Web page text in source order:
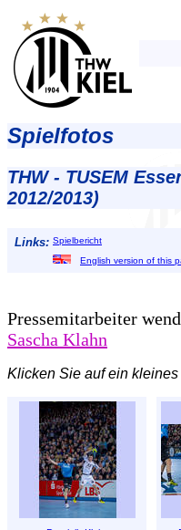
Spielfotos
THW - TUSEM
2012/2013)
Links: Spielbericht
English version of this
Pressemitarbeiter
Sascha Klahn
Klicken Sie auf ein